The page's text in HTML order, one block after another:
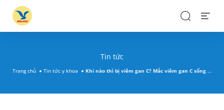
SearchOpen
Tin tức
Trang chủ Tin tức y khoa Khi nào thì bị viêm gan C? Mắc viêm gan C sống được bao lâu?